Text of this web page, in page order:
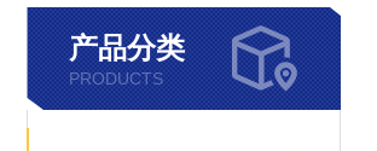
产品分类
PRODUCTS